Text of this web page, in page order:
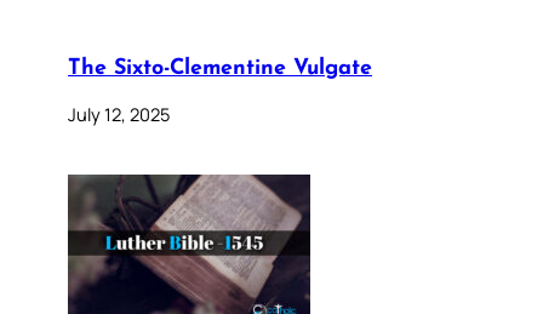
The Sixto-Clementine Vulgate
July 12, 2025